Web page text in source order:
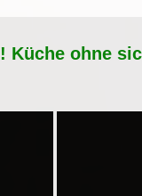
Küche ohne